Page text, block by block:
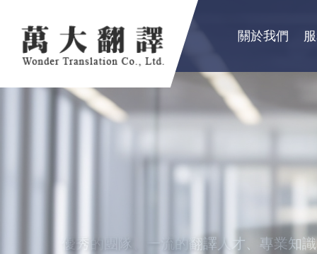
關於我們
優秀的團隊、一流的翻譯人才、專業知
卓越品質服務顧客，創造出翻譯真實價
秉持成功的企業要領，永續經營